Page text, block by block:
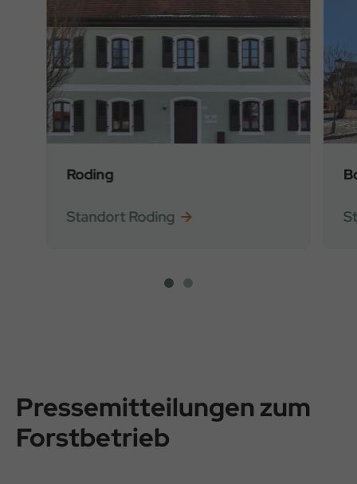
Roding
Standort Roding
Pressemitteilungen zum
Forstbetrieb